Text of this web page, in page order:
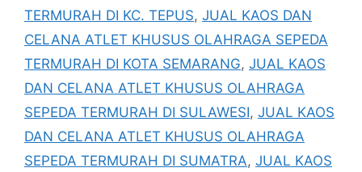
TERMURAH DI KC. TEPUS, JUAL KAOS DAN
CELANA ATLET KHUSUS OLAHRAGA SEPEDA
TERMURAH DI KOTA SEMARANG, JUAL KAOS
DAN CELANA ATLET KHUSUS OLAHRAGA
SEPEDA TERMURAH DI SULAWESI, JUAL KAOS
DAN CELANA ATLET KHUSUS OLAHRAGA
SEPEDA TERMURAH DI SUMATRA, JUAL KAOS